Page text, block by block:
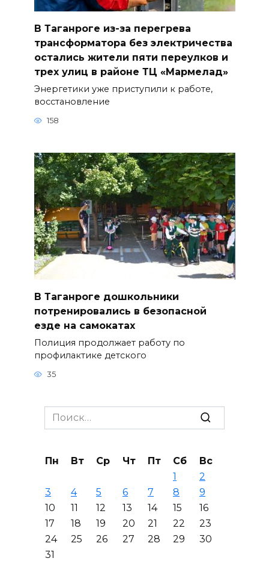
В Таганроге из-за перегрева
трансформатора без электричества
остались жители пяти переулков и
трех улиц в районе ТЦ «Мармелад»
Энергетики уже приступили к работе,
восстановление
158
В Таганроге дошкольники
потренировались в безопасной
езде на самокатах
Полиция продолжает работу по
профилактике детского
35
Search
for:
Пн Вт Ср Чт Пт Сб
Вс
1
2
3
4 5 6 7 8
9
10
11 12 13 14 15
16
17
18 19 20 21 22
23
24
25 26 27 28 29
30
31